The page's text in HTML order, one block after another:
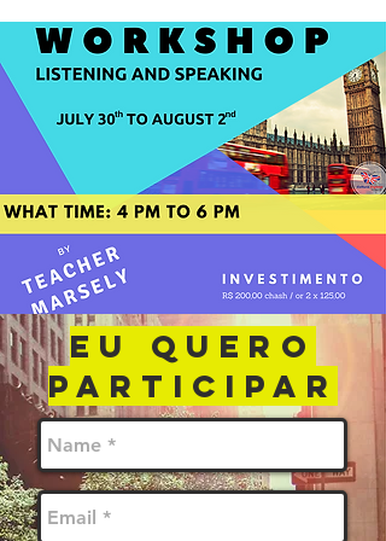
EU QUERO
PARTICIPAR